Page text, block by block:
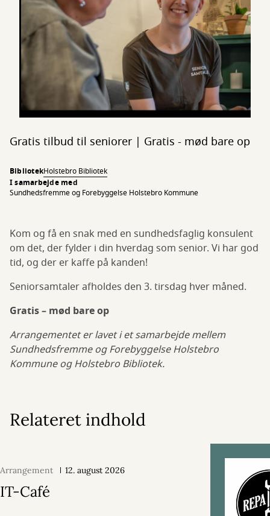
Gratis tilbud til seniorer | Gratis - mød bare op
BibliotekHolstebro Bibliotek
I samarbejde med
Sundhedsfremme og Forebyggelse Holstebro Kommune
Kom og få en snak med en sundhedsfaglig konsulent
om det, der fylder i din hverdag som senior. Vi har god
tid, og der er kaffe på kanden!
Seniorsamtaler afholdes den 3. tirsdag hver måned.
Gratis – mød bare op
Arrangementet er lavet i et samarbejde mellem
Sundhedsfremme og Forebyggelse Holstebro
Kommune og Holstebro Bibliotek.
Relateret indhold
Arrangement 12. august 2026
IT-Café